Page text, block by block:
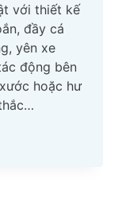
với thiết kế
đầy cá
yên xe
động bên
hoặc hư